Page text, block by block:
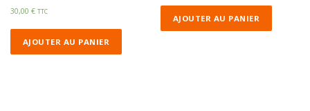
30,00 € TTC
AJOUTER AU PANIER
AJOUTER AU PANIER